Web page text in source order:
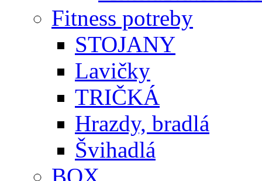
Fitness potreby
STOJANY
Lavičky
TRIČKÁ
Hrazdy, bradlá
Švihadlá